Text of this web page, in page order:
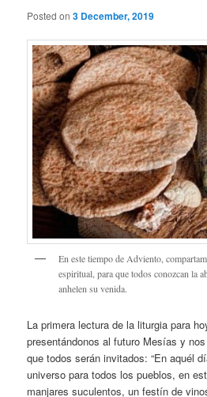
Posted on3 December, 2019
En este tiempo de Adviento,
espiritual, para que todos conozcan la
anhelen su venida.
La primera lectura de la liturgia para
presentándonos al futuro Mesías y
que todos serán invitados: “En aquél
universo para todos los pueblos, en
manjares suculentos, un festín de